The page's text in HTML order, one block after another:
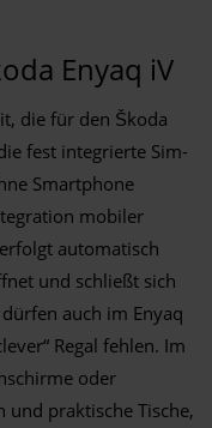
Enyaq iV
die für den Škoda
fest integrierte Sim-
Smartphone
mobiler
automatisch
und schließt sich
auch im Enyaq
Regal fehlen. Im
oder
und praktische Tische,